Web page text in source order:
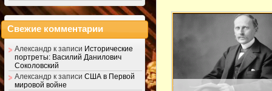
Свежие комментарии
Александр к записи Исторические
портреты: Василий Данилович
Соколовский
Александр к записи США в Первой
мировой войне